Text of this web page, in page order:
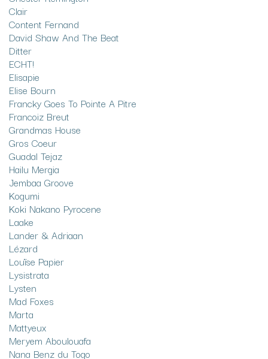
Clair
Content Fernand
David Shaw And The Beat
Ditter
ECHT!
Elisapie
Elise Bourn
Francky Goes To Pointe A Pitre
Francoiz Breut
Grandmas House
Gros Coeur
Guadal Tejaz
Hailu Mergia
Jembaa Groove
Kogumi
Koki Nakano Pyrocene
Laake
Lander & Adriaan
Lézard
Louïse Papier
Lysistrata
Lysten
Mad Foxes
Marta
Mattyeux
Meryem Aboulouafa
Nana Benz du Togo